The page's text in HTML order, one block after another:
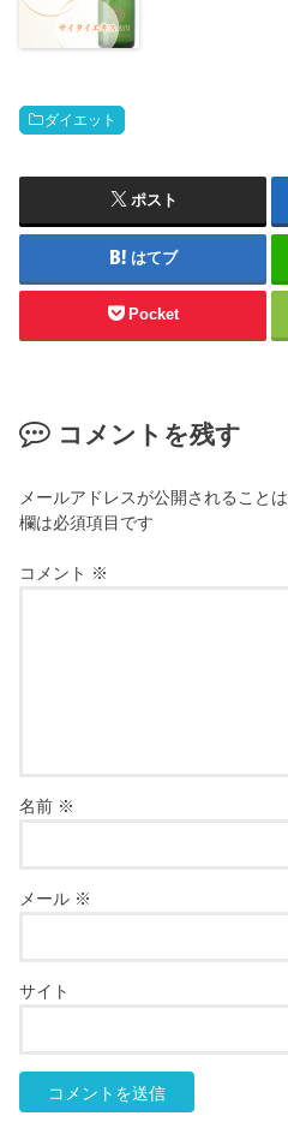
ダイエット
ポスト
はてブ
Pocket
コメントを残す
メールアドレスが公開されることは
欄は必須項目です
コメント ※
名前 ※
メール ※
サイト